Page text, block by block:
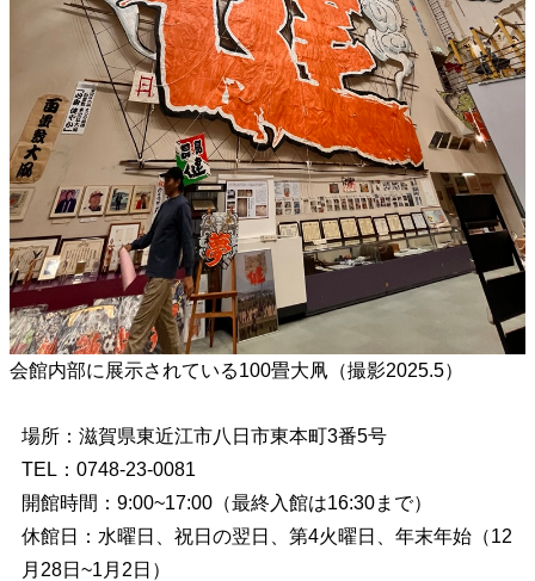
会館内部に展示されている100畳大凧（撮影2025.5）
場所：滋賀県東近江市八日市東本町3番5号
TEL：0748-23-0081
開館時間：9:00~17:00（最終入館は16:30まで）
休館日：水曜日、祝日の翌日、第4火曜日、年末年始（12
月28日~1月2日）